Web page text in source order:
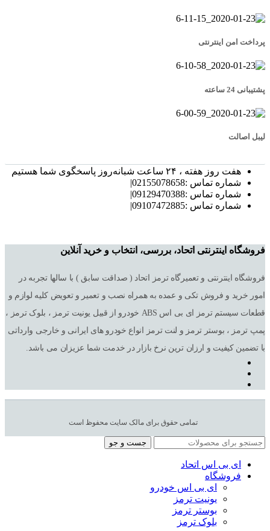
پرداخت امن اینترنتی
پشتیبانی 24 ساعته
لیبل اصالت
هفت روز هفته ، ۲۴ ساعت شبانه‌روز پاسخگوی شما هستیم
شماره تماس :02155078658|
شماره تماس :09129470388|
شماره تماس :09107472885|
فروشگاه اینترنتی اتحاد، بررسی، انتخاب و خرید آنلاین
فروشگاه اینترنتی و تعمیرگاه ترمز اتحاد ( صداقت سابق ) با سالها تجربه در
امور خرید و فروش تکی و عمده به همراه نصب و تعمیر و تعویض کلیه لوازم و
قطعات سیستم ترمز ای بی اس ABS خودرو از قبیل یونیت ترمز ، بلوک ترمز ،
پمپ ترمز ، بوستر ترمز و لنت ترمز انواع خودرو های ایرانی و خارجی وارداتی
با تضمین کیفیت و ارزان ترین نرخ بازار در خدمت شما عزیزان می باشد.
تمامی حقوق برای مالک سایت محفوظ است
جست و جو
ای بی اس اتحاد
فروشگاه
ای بی اس خودرو
یونیت ترمز
بوستر ترمز
بلوک ترمز